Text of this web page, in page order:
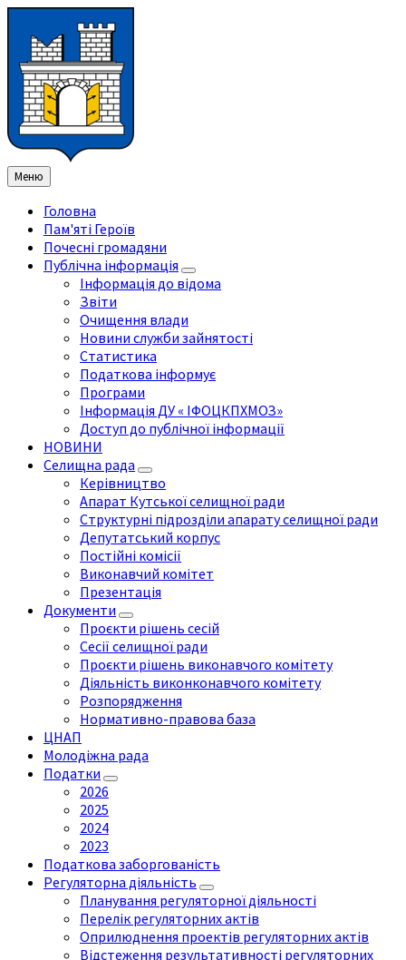
змісту
ліву
бічну
панель
праву
бічну
панель
нижнього
колонтитула
Меню
Головна
Пам'яті Героїв
Почесні громадяни
Публічна інформація
Інформація до відома
Звіти
Очищення влади
Новини служби зайнятості
Статистика
Податкова інформує
Програми
Інформація ДУ « ІФОЦКПХМОЗ»
Доступ до публічної інформації
НОВИНИ
Селищна рада
Керівництво
Апарат Кутської селищної ради
Структурні підрозділи апарату селищної ради
Депутатський корпус
Постійні комісії
Виконавчий комітет
Презентація
Документи
Проєкти рішень сесій
Сесії селищної ради
Проєкти рішень виконавчого комітету
Діяльність виконконавчого комітету
Розпорядження
Нормативно-правова база
ЦНАП
Молодіжна рада
Податки
2026
2025
2024
2023
Податкова заборгованість
Регуляторна діяльність
Планування регуляторної діяльності
Перелік регуляторних актів
Оприлюднення проектів регуляторних актів
Відстеження результативності регуляторних